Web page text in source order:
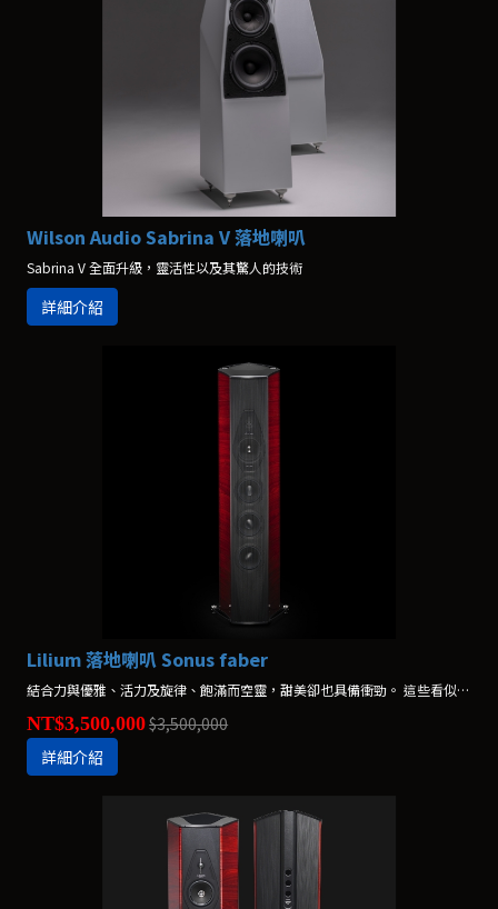
Wilson Audio Sabrina V 落地喇叭
Sabrina V 全面升級，靈活性以及其驚人的技術
詳細介紹
Lilium 落地喇叭 Sonus faber
結合力與優雅、活力及旋律、飽滿而空靈，甜美卻也具備衝勁。 這些看似相反的強烈對比，在音樂上共存。
NT$3,500,000$3,500,000
詳細介紹